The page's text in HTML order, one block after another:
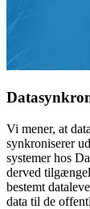
Vi mener, at
synkroniserer
systemer hos
derved
bestemt
data til de